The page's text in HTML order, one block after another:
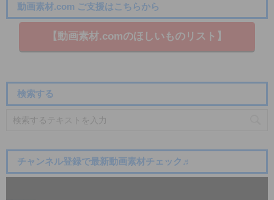
動画素材.com ご支援はこちらから
【動画素材.co​mのほしいものリスト】
検索する
チャンネル登録で最新動画素材チェック♬